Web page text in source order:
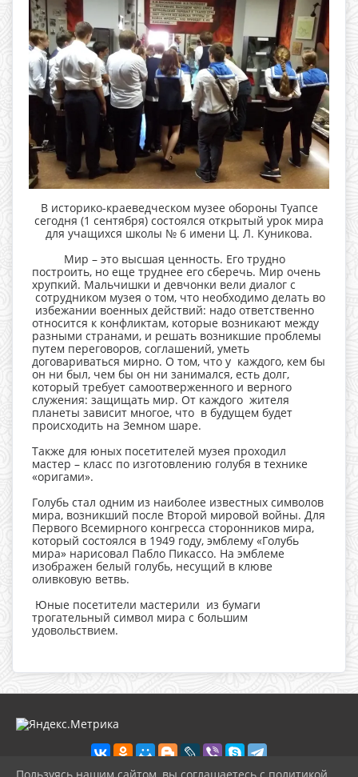
В историко-краеведческом музее обороны Туапсе
сегодня (1 сентября) состоялся открытый урок мира
для учащихся школы № 6 имени Ц. Л. Куникова.
Мир – это высшая ценность. Его трудно
построить, но еще труднее его сберечь. Мир очень
хрупкий. Мальчишки и девчонки вели диалог с
сотрудником музея о том, что необходимо делать во
избежании военных действий: надо ответственно
относится к конфликтам, которые возникают между
разными странами, и решать возникшие проблемы
путем переговоров, соглашений, уметь
договариваться мирно. О том, что у каждого, кем бы
он ни был, чем бы он ни занимался, есть долг,
который требует самоотверженного и верного
служения: защищать мир. От каждого жителя
планеты зависит многое, что в будущем будет
происходить на Земном шаре.
Также для юных посетителей музея проходил
мастер – класс по изготовлению голубя в технике
«оригами».
Голубь стал одним из наиболее известных символов
мира, возникший после Второй мировой войны. Для
Первого Всемирного конгресса сторонников мира,
который состоялся в 1949 году, эмблему «Голубь
мира» нарисовал Пабло Пикассо. На эмблеме
изображен белый голубь, несущий в клюве
оливковую ветвь.
Юные посетители мастерили из бумаги
трогательный символ мира с большим
удовольствием.